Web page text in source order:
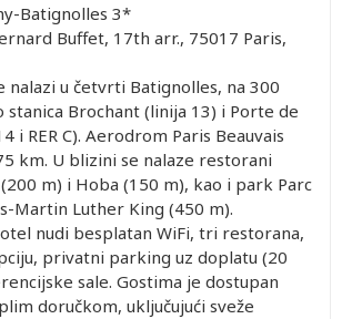
Batignolles 3*
Buffet, 17th arr., 75017 Paris,
nalazi u četvrti Batignolles, na 300
Brochant (linija 13) i Porte de
i RER C). Aerodrom Paris Beauvais
km. U blizini se nalaze restorani
m) i Hoba (150 m), kao i park Parc
Martin Luther King (450 m).
nudi besplatan WiFi, tri restorana,
privatni parking uz doplatu (20
sale. Gostima je dostupan
doručkom, uključujući sveže